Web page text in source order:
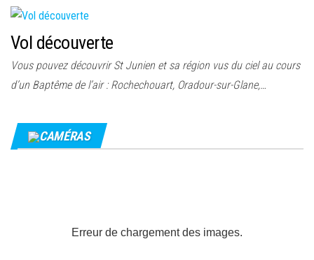
Vol découverte
Vous pouvez découvrir St Junien et sa région vus du ciel au cours
d’un Baptême de l’air : Rochechouart, Oradour-sur-Glane,…
CAMÉRAS
Erreur de chargement des images.